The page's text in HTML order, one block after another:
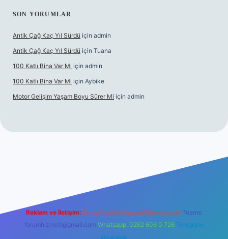
SON YORUMLAR
Antik Çağ Kaç Yıl Sürdü için admin
Antik Çağ Kaç Yıl Sürdü için Tuana
100 Katlı Bina Var Mı için admin
100 Katlı Bina Var Mı için Aybike
Motor Gelişim Yaşam Boyu Sürer Mi için admin
Reklam ve İletişim: E-mail: backlinkpaneli@gmail.com Teams:
forumhizmeti@gmail.com Whatsapp: 0262 606 0 726 Telegram:
@karabul